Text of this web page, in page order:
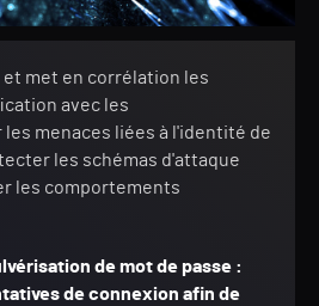
et met en corrélation les
avec les
menaces liées à l'identité de
les schémas d'attaque
les comportements
de mot de passe :
de connexion afin de